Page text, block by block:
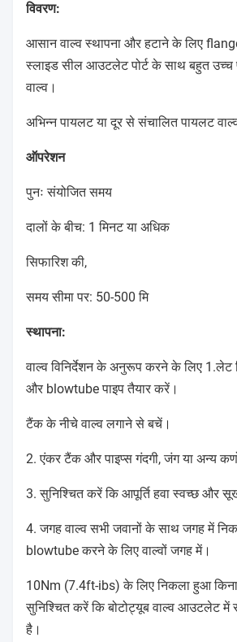
विवरण:
आसान वाल्व स्थापना और हटाने के लिए
स्लाइड सील आउटलेट पोर्ट के साथ बहुत उच्च
वाल्व।
अभिन्न पायलट या दूर से संचालित पायलट
ऑपरेशन
पुनः संयोजित समय
दालों के बीच: 1 मिनट या अधिक
सिफारिश की,
समय सीमा पर: 50-500 मि
स्थापना:
वाल्व विनिर्देशन के अनुरूप करने के लिए 1.लेट
और blowtube पाइप तैयार करें।
टैंक के नीचे वाल्व लगाने से बचें।
2. एंकर टैंक और पाइप्स गंदगी, जंग या अन्य
3. सुनिश्चित करें कि आपूर्ति हवा स्वच्छ और
4. जगह वाल्व सभी जवानों के साथ जगह में
blowtube करने के लिए वाल्वों जगह में।
10Nm (7.4ft-ibs) के लिए निकला हुआ
सुनिश्चित करें कि बोटोट्यूब वाल्व आउटलेट में
है।